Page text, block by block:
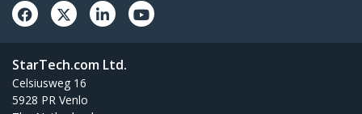
StarTech.com Ltd.
Celsiusweg 16
5928 PR Venlo